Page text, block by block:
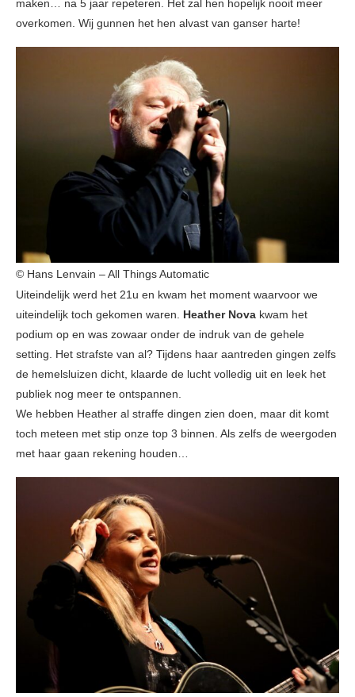
maken… na 5 jaar repeteren. Het zal hen hopelijk nooit meer
overkomen. Wij gunnen het hen alvast van ganser harte!
© Hans Lenvain – All Things Automatic
Uiteindelijk werd het 21u en kwam het moment waarvoor we
uiteindelijk toch gekomen waren. Heather Nova kwam het
podium op en was zowaar onder de indruk van de gehele
setting. Het strafste van al? Tijdens haar aantreden gingen zelfs
de hemelsluizen dicht, klaarde de lucht volledig uit en leek het
publiek nog meer te ontspannen.
We hebben Heather al straffe dingen zien doen, maar dit komt
toch meteen met stip onze top 3 binnen. Als zelfs de weergoden
met haar gaan rekening houden…